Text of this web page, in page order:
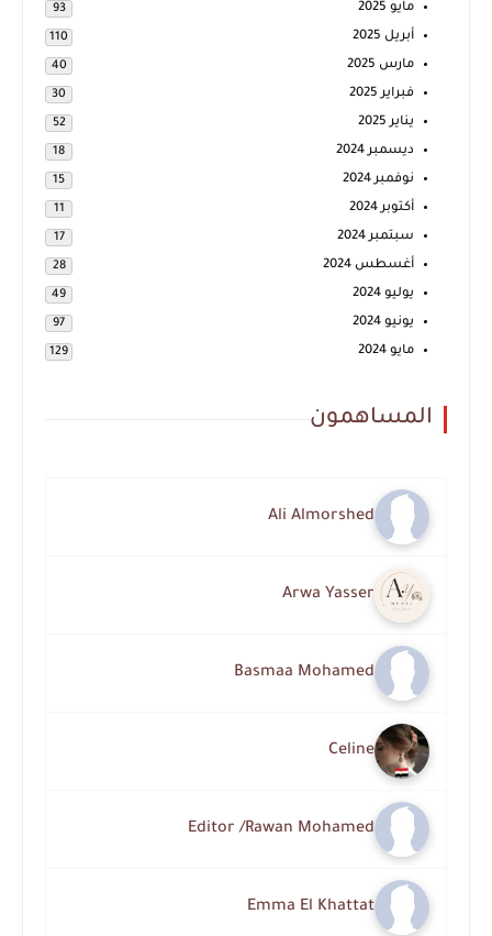
مايو 2025 93
أبريل 2025 110
مارس 2025 40
فبراير 2025 30
يناير 2025 52
ديسمبر 2024 18
نوفمبر 2024 15
أكتوبر 2024 11
سبتمبر 2024 17
أغسطس 2024 28
يوليو 2024 49
يونيو 2024 97
مايو 2024 129
المساهمون
Ali Almorshed
Arwa Yasser
Basmaa Mohamed
Celine
Editor /Rawan Mohamed
Emma El Khattat